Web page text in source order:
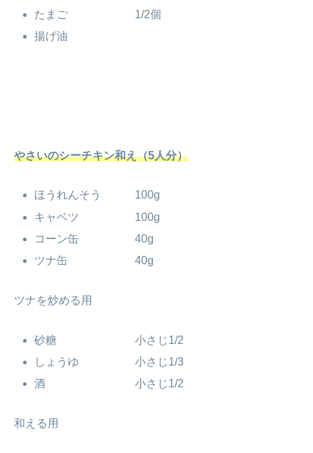
たまご 1/2個
揚げ油
やさいのシーチキン和え（5人分）
ほうれんそう 100g
キャベツ 100g
コーン缶 40g
ツナ缶 40g
ツナを炒める用
砂糖 小さじ1/2
しょうゆ 小さじ1/3
酒 小さじ1/2
和える用